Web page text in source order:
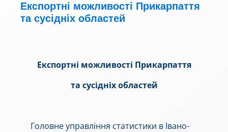
Експортні можливості Прикарпаття
та сусідніх областей
Експортні можливості Прикарпаття
та сусідніх областей
Головне управління статистики в Івано-